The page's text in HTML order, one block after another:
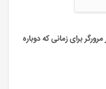
برای زمانی که دوباره